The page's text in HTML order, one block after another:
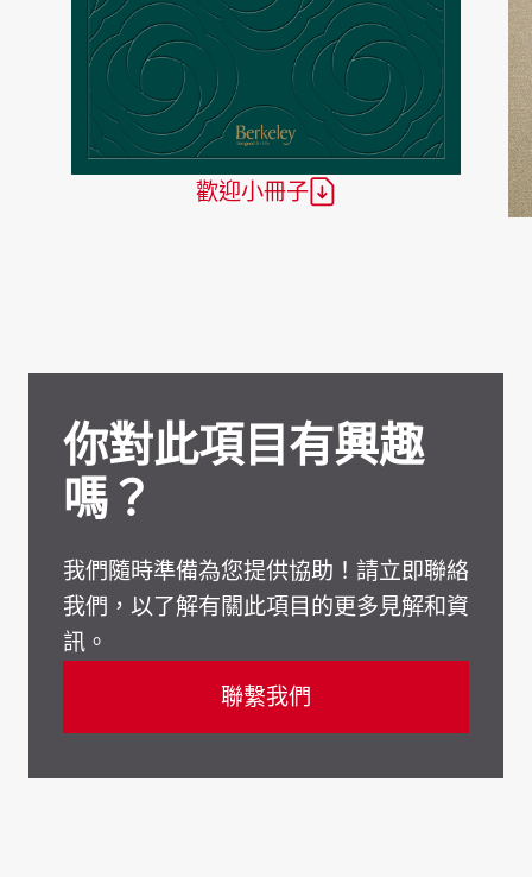
歡迎小冊子
你對此項目有興趣
嗎？
我們隨時準備為您提供協助！請立即聯絡
我們，以了解有關此項目的更多見解和資
訊。
聯繫我們